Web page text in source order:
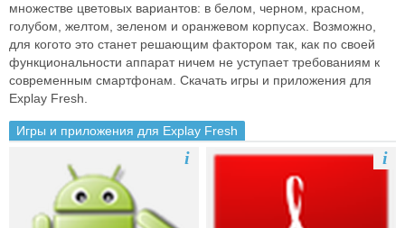
множестве цветовых вариантов: в белом, черном, красном,
голубом, желтом, зеленом и оранжевом корпусах. Возможно,
для кого­то это станет решающим фактором так, как по своей
функциональности аппарат ничем не уступает требованиям к
современным смартфонам. Скачать игры и приложения для
Explay Fresh.
Игры и приложения для Explay Fresh
i i